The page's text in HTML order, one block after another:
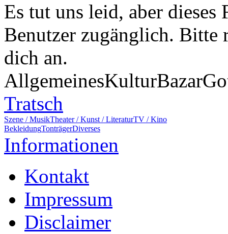
Es tut uns leid, aber
Benutzer zugänglich. Bitte
dich an.
AllgemeinesKulturBazar
Tratsch
Szene / MusikTheater / Kunst / LiteraturTV / Kino
BekleidungTonträgerDiverses
Informationen
Kontakt
Impressum
Disclaimer